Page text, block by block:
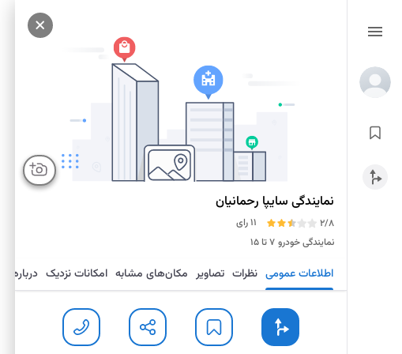
نمایندگی سایپا رحمانیان
2/8
11 رای
نمایندگی خودرو ۷ تا ۱۵
اطلاعات عمومی نظرات تصاویر مکان‌های مشابه امکانات نزدیک درباره